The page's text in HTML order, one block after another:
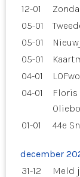
12-01
05-01
05-01
05-01
04-01
04-01
Floris
01-01
44e
december
31-12
Meld